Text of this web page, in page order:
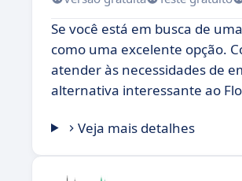
Se você está em busca de
como uma excelente opção.
atender às necessidades de
alternativa interessante ao
Veja mais detalhes